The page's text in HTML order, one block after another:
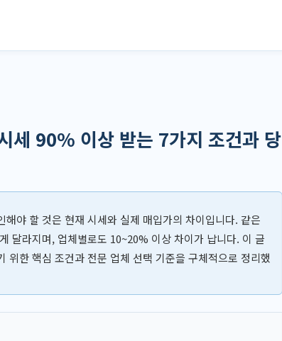
세 90% 이상 받는 7가지 조건과 당
야 할 것은 현재 시세와 실제 매입가의 차이입니다. 같은
달라지며, 업체별로도 10~20% 이상 차이가 납니다. 이 글
위한 핵심 조건과 전문 업체 선택 기준을 구체적으로 정리했